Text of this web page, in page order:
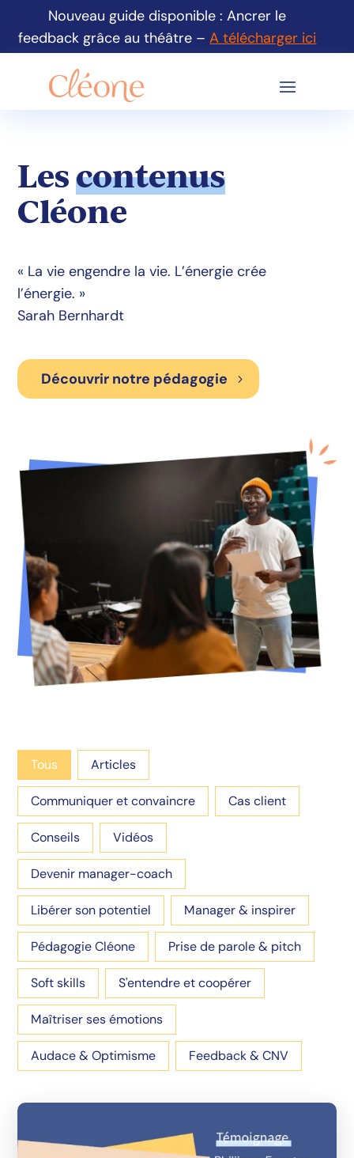
Nouveau guide disponible : Ancrer le
feedback grâce au théâtre –A télécharger ici
Lescontenus
Cléone
« La vie engendre la vie. L’énergie crée
l’énergie. »
Sarah Bernhardt
Découvrir notre pédagogie
Selection
Tous Articles
Communiquer et convaincre Cas client
Conseils Vidéos
Devenir manager-coach
Libérer son potentiel Manager & inspirer
Pédagogie Cléone Prise de parole & pitch
Soft skills S'entendre et coopérer
Maîtriser ses émotions
Audace & Optimisme Feedback & CNV